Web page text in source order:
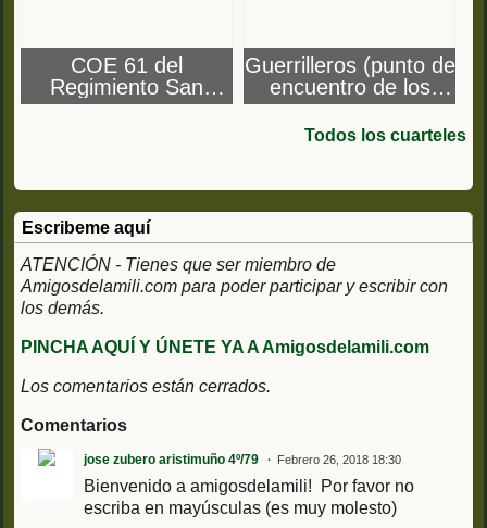
COE 61 del
Regimiento San
Marcial nº 7 (Burgos)
Guerrilleros (punto de
encuentro de los
COEs)
Todos los cuarteles
Escribeme aquí
ATENCIÓN - Tienes que ser miembro de
Amigosdelamili.com para poder participar y escribir con
los demás.
PINCHA AQUÍ Y ÚNETE YA A Amigosdelamili.com
Los comentarios están cerrados.
Comentarios
jose zubero aristimuño 4º/79 Febrero 26, 2018 18:30
Bienvenido a amigosdelamili! Por favor no
escriba en mayúsculas (es muy molesto)